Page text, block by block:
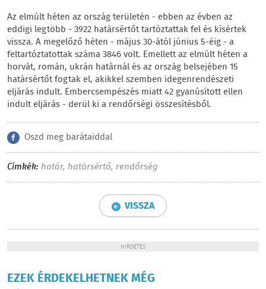
Az elmúlt héten az ország területén - ebben az évben az
eddigi legtöbb - 3922 határsértőt tartóztattak fel és kísértek
vissza. A megelőző héten - május 30-ától június 5-éig - a
feltartóztatottak száma 3846 volt. Emellett az elmúlt héten a
horvát, román, ukrán határnál és az ország belsejében 15
határsértőt fogtak el, akikkel szemben idegenrendészeti
eljárás indult. Embercsempészés miatt 42 gyanúsított ellen
indult eljárás - derül ki a rendőrségi összesítésből.
Oszd meg barátaiddal
Címkék: határ, határsértő, rendőrség
VISSZA
HIRDETÉS
EZEK ÉRDEKELHETNEK MÉG